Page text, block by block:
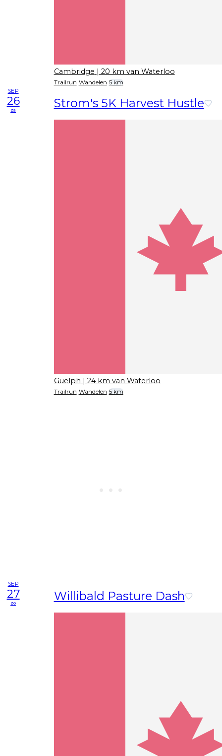
Cambridge | 20 km van Waterloo
Trailrun Wandelen 5 km
SEP
26
za Strom's 5K Harvest Hustle
Guelph | 24 km van Waterloo
Trailrun Wandelen 5 km
SEP
27
zo Willibald Pasture Dash